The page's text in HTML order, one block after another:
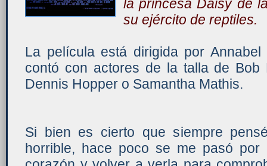
la princesa Daisy de
su ejército de reptiles.
La película está dirigida por
contó con actores de la talla de Bob
Dennis Hopper o Samantha Mathis.
Si bien es cierto que siempre
horrible, hace poco se me pasó